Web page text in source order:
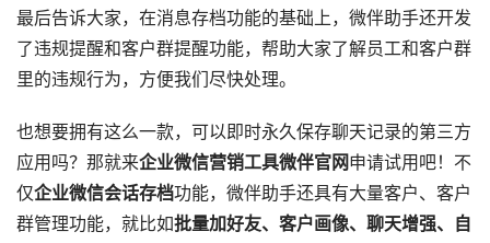
最后告诉大家，在消息存档功能的基础上，微伴助手还开发
了违规提醒和客户群提醒功能，帮助大家了解员工和客户群
里的违规行为，方便我们尽快处理。
也想要拥有这么一款，可以即时永久保存聊天记录的第三方
应用吗？那就来企业微信营销工具微伴官网申请试用吧！不
仅企业微信会话存档功能，微伴助手还具有大量客户、客户
群管理功能，就比如批量加好友、客户画像、聊天增强、自